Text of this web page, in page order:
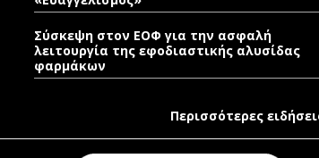
Σύσκεψη στον ΕΟΦ για την ασφαλή
λειτουργία της εφοδιαστικής αλυσίδας
φαρμάκων
Περισσότερες